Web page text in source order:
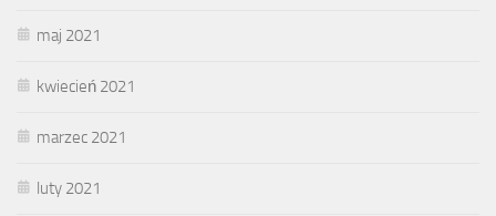
maj 2021
kwiecień 2021
marzec 2021
luty 2021